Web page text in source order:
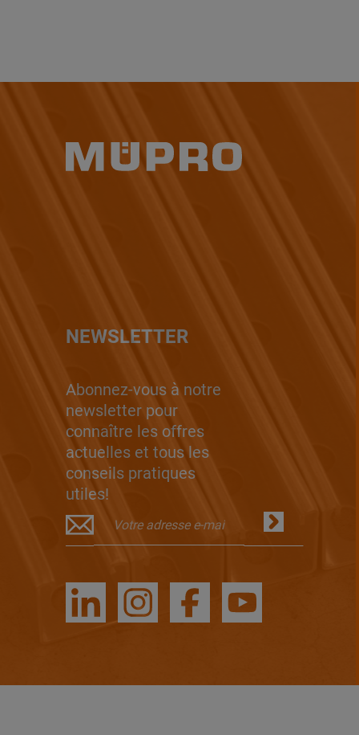
NEWSLETTER
Abonnez-vous à notre
newsletter pour
connaître les offres
actuelles et tous les
conseils pratiques
utiles!